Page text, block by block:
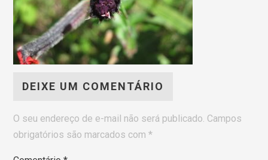
DEIXE UM COMENTÁRIO
O seu endereço de e-mail não será publicado. Campos
obrigatórios são marcados com*